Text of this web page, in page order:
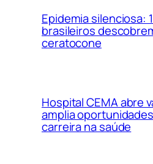
Epidemia silenciosa:
brasileiros
ceratocone
Hospital CEMA abre
amplia
carreira na saúde